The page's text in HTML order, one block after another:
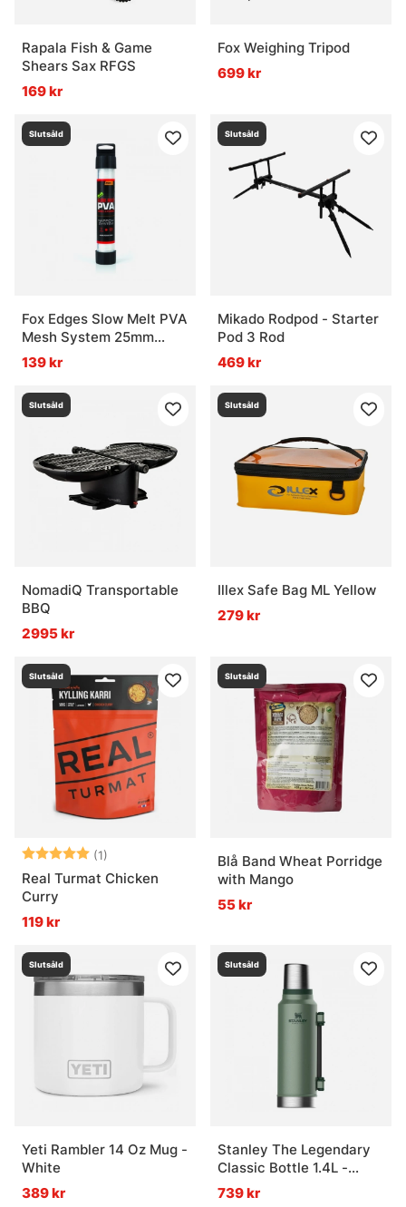
Rapala Fish & Game
Shears Sax RFGS
169 kr
Fox Weighing Tripod
699 kr
Slutsåld
Fox Edges Slow Melt PVA
Mesh System 25mm
Narrow - 7m
139 kr
Slutsåld
Mikado Rodpod - Starter
Pod 3 Rod
469 kr
Slutsåld
NomadiQ Transportable
BBQ
2995 kr
Slutsåld
Illex Safe Bag ML Yellow
279 kr
Slutsåld
Betyg: (1)
5.0 utav 5 stjärnor
Real Turmat Chicken
Curry
119 kr
Slutsåld
Blå Band Wheat Porridge
with Mango
55 kr
Slutsåld
Yeti Rambler 14 Oz Mug -
White
389 kr
Slutsåld
Stanley The Legendary
Classic Bottle 1.4L -
Hammertone Green
739 kr